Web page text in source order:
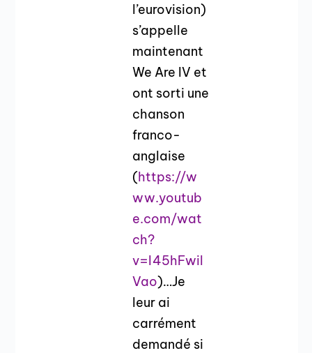
l’eurovision)
s’appelle
maintenant
We Are IV et
ont sorti une
chanson
franco-
anglaise
(https://w
ww.youtub
e.com/wat
ch?
v=I45hFwil
Vao)…Je
leur ai
carrément
demandé si